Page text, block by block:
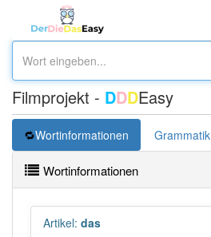
Filmprojekt - DDDEasy
Wortinformationen Grammatik
Wortinformationen
Artikel: das